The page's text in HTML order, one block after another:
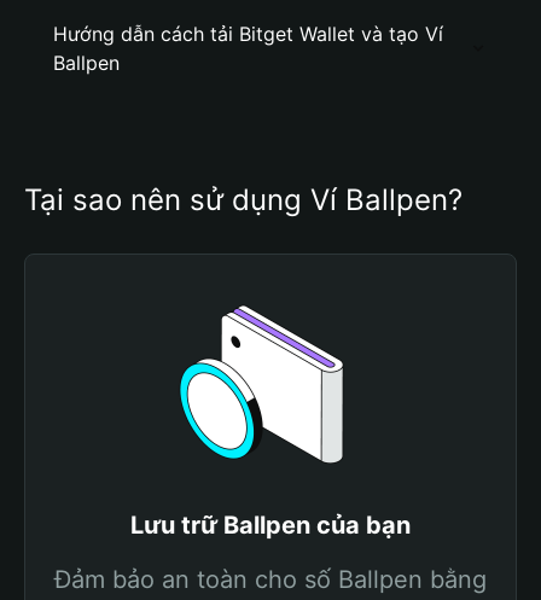
Hướng dẫn cách tải Bitget Wallet và tạo Ví
Ballpen
Tại sao nên sử dụng Ví Ballpen?
Lưu trữ Ballpen của bạn
Đảm bảo an toàn cho số Ballpen bằng